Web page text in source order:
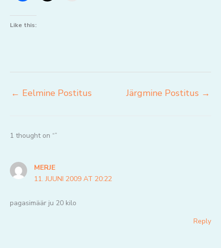
Like this:
← Eelmine Postitus Järgmine Postitus →
1 thought on “”
MERJE
11. JUUNI 2009 AT 20:22
pagasimäär ju 20 kilo
Reply